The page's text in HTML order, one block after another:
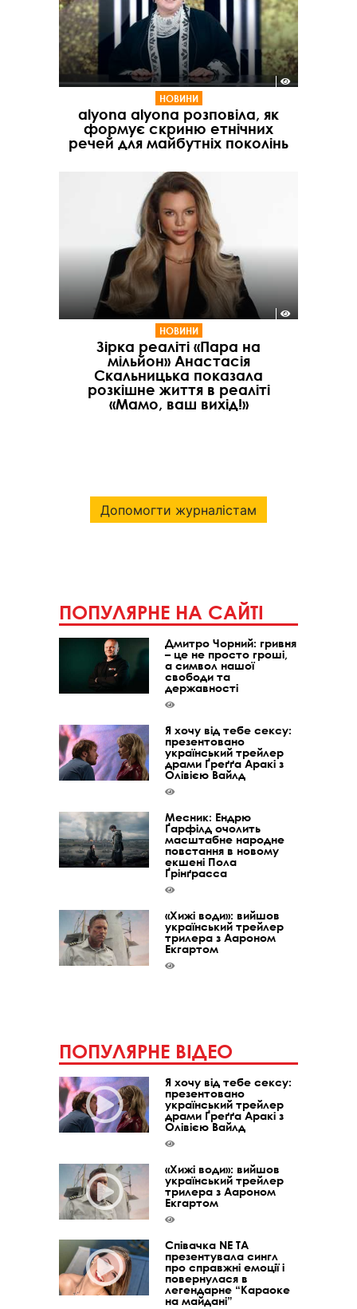
НОВИНИ
alyona alyona розповіла, як
формує скриню етнічних
речей для майбутніх поколінь
НОВИНИ
Зірка реаліті «Пара на
мільйон» Анастасія
Скальницька показала
розкішне життя в реаліті
«Мамо, ваш вихід!»
Допомогти журналістам
ПОПУЛЯРНЕ НА САЙТІ
Дмитро Чорний: гривня
– це не просто гроші,
а символ нашої
свободи та
державності
Я хочу від тебе сексу:
презентовано
український трейлер
драми Ґреґґа Аракі з
Олівією Вайлд
Месник: Ендрю
Ґарфілд очолить
масштабне народне
повстання в новому
екшені Пола
Ґрінґрасса
«Хижі води»: вийшов
український трейлер
трилера з Аароном
Екгартом
ПОПУЛЯРНЕ ВІДЕО
Я хочу від тебе сексу:
презентовано
український трейлер
драми Ґреґґа Аракі з
Олівією Вайлд
«Хижі води»: вийшов
український трейлер
трилера з Аароном
Екгартом
Співачка NE TA
презентувала сингл
про справжні емоції і
повернулася в
легендарне “Караоке
на майдані”